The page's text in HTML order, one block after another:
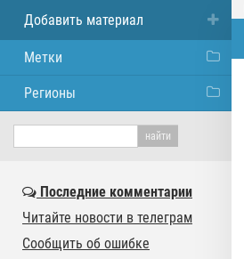
Добавить материал
Метки
Регионы
Последние комментарии
Читайте новости в телеграм
Сообщить об ошибке